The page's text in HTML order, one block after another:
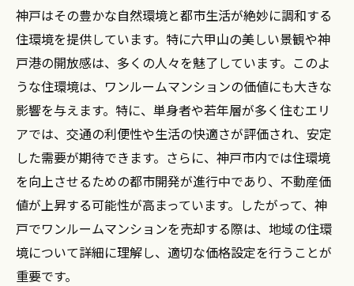
神戸はその豊かな自然環境と都市生活が絶妙に調和する
住環境を提供しています。特に六甲山の美しい景観や神
戸港の開放感は、多くの人々を魅了しています。このよ
うな住環境は、ワンルームマンションの価値にも大きな
影響を与えます。特に、単身者や若年層が多く住むエリ
アでは、交通の利便性や生活の快適さが評価され、安定
した需要が期待できます。さらに、神戸市内では住環境
を向上させるための都市開発が進行中であり、不動産価
値が上昇する可能性が高まっています。したがって、神
戸でワンルームマンションを売却する際は、地域の住環
境について詳細に理解し、適切な価格設定を行うことが
重要です。